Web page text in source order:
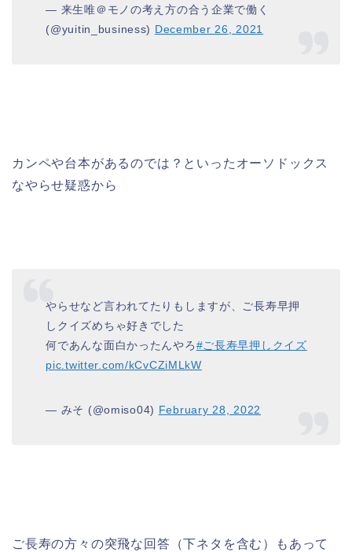
— 来生唯＠モノの考え方の合う企業で働く
(@yuitin_business) December 26, 2021
カンペや台本があるのでは？といったオーソドックス
なやらせ疑惑から
やらせなど言われてたりもしますが、ご長寿早押
しクイズめちゃ好きでした
何であんな面白かったんやろ#ご長寿早押しクイズ
pic.twitter.com/kCvCZiMLkW
— みそ (@omiso04) February 28, 2022
ご長寿の方々の突飛な回答（下ネタを含む）もあって